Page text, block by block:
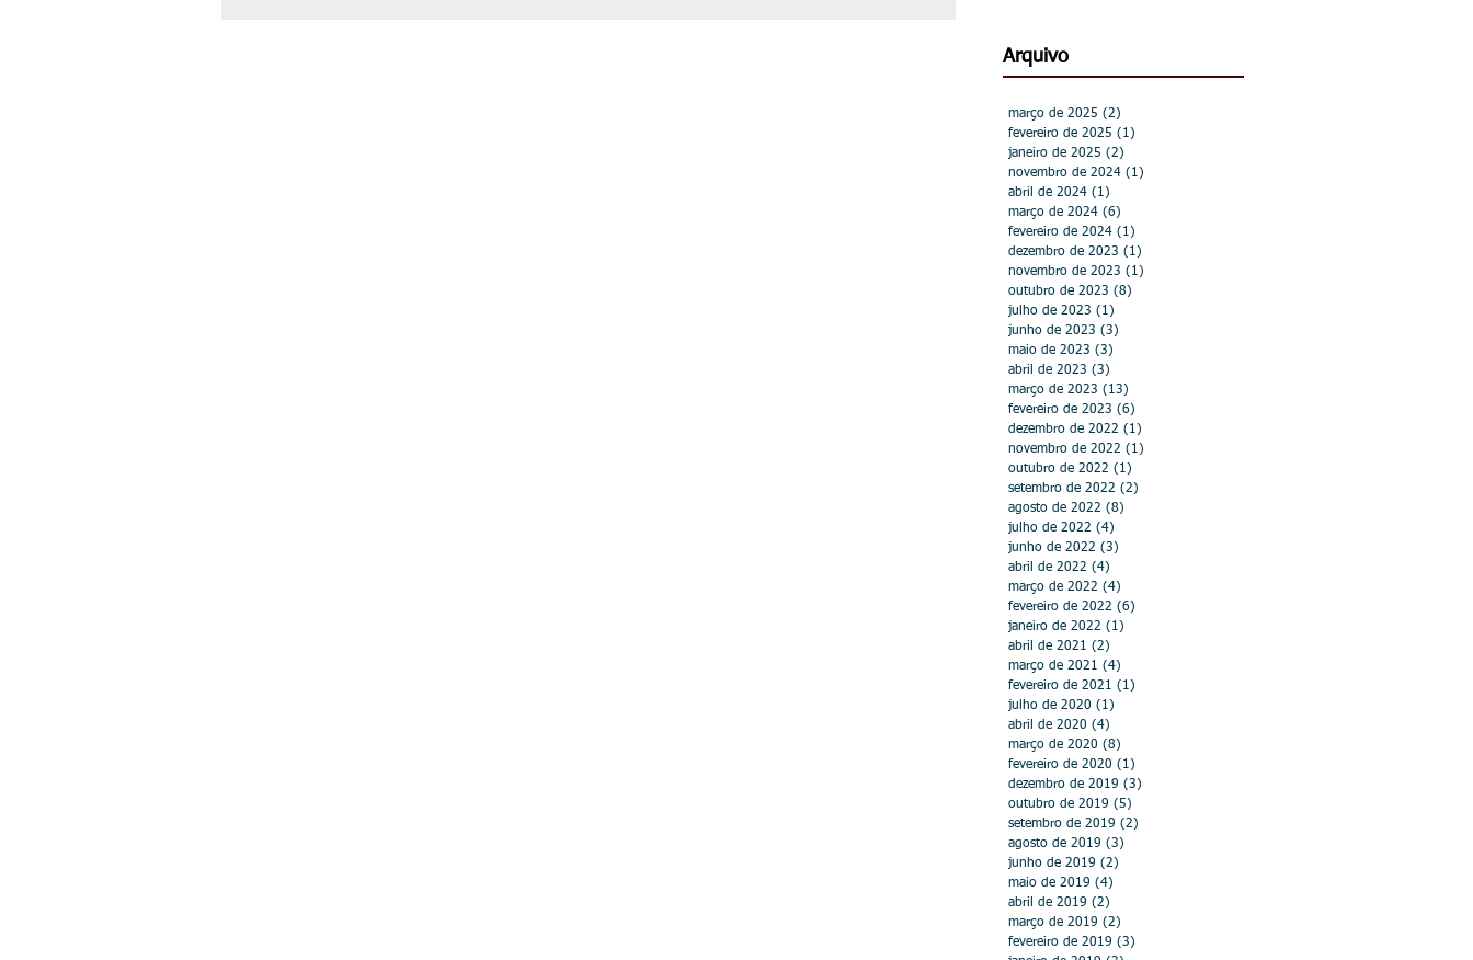
Arquivo
março de 2025 (2)
fevereiro de 2025 (1)
janeiro de 2025 (2)
novembro de 2024 (1)
abril de 2024 (1)
março de 2024 (6)
fevereiro de 2024 (1)
dezembro de 2023 (1)
novembro de 2023 (1)
outubro de 2023 (8)
julho de 2023 (1)
junho de 2023 (3)
maio de 2023 (3)
abril de 2023 (3)
março de 2023 (13)
fevereiro de 2023 (6)
dezembro de 2022 (1)
novembro de 2022 (1)
outubro de 2022 (1)
setembro de 2022 (2)
agosto de 2022 (8)
julho de 2022 (4)
junho de 2022 (3)
abril de 2022 (4)
março de 2022 (4)
fevereiro de 2022 (6)
janeiro de 2022 (1)
abril de 2021 (2)
março de 2021 (4)
fevereiro de 2021 (1)
julho de 2020 (1)
abril de 2020 (4)
março de 2020 (8)
fevereiro de 2020 (1)
dezembro de 2019 (3)
outubro de 2019 (5)
setembro de 2019 (2)
agosto de 2019 (3)
junho de 2019 (2)
maio de 2019 (4)
abril de 2019 (2)
março de 2019 (2)
fevereiro de 2019 (3)